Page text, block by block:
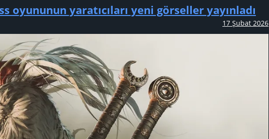
yaratıcıları yeni görseller yayınladı
17 Şubat 2026